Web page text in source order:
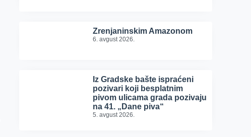
Zrenjaninskim Amazonom
6. avgust 2026.
Iz Gradske bašte ispraćeni
pozivari koji besplatnim
pivom ulicama grada pozivaju
na 41. „Dane piva“
5. avgust 2026.